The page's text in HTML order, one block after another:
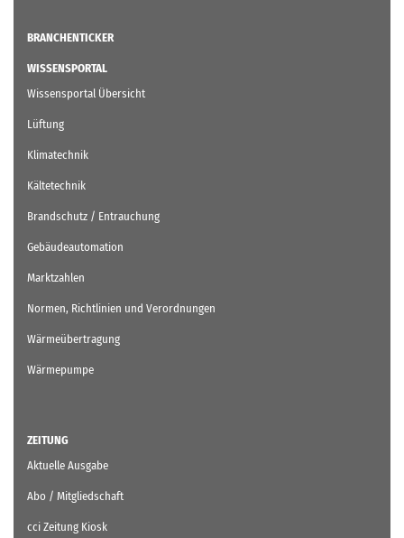
BRANCHENTICKER
WISSENSPORTAL
Wissensportal Übersicht
Lüftung
Klimatechnik
Kältetechnik
Brandschutz / Entrauchung
Gebäudeautomation
Marktzahlen
Normen, Richtlinien und Verordnungen
Wärmeübertragung
Wärmepumpe
ZEITUNG
Aktuelle Ausgabe
Abo / Mitgliedschaft
cci Zeitung Kiosk